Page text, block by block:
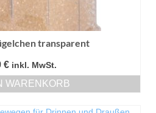
transparent
€ inkl. MwSt.
WARENKORB